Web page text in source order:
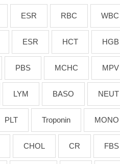
WBC
RBC
ESR
HGB
HCT
ESR
MPV
MCHC
PBS
NEUT
BASO
LYM
MONO
Troponin
PLT
FBS
CR
CHOL